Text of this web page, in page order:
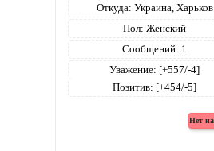
Откуда: Украина, Харьков
Пол: Женский
Сообщений: 1
Уважение: [+557/-4]
Позитив: [+454/-5]